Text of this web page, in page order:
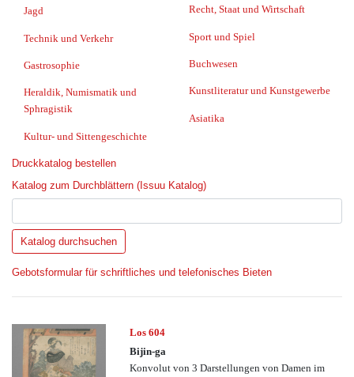
Jagd
Technik und Verkehr
Gastrosophie
Heraldik, Numismatik und
Sphragistik
Kultur- und Sittengeschichte
Recht, Staat und Wirtschaft
Sport und Spiel
Buchwesen
Kunstliteratur und Kunstgewerbe
Asiatika
Druckkatalog bestellen
Katalog zum Durchblättern (Issuu Katalog)
Gebotsformular für schriftliches und telefonisches Bieten
Los 604
Bijin-ga
Konvolut von 3 Darstellungen von Damen im